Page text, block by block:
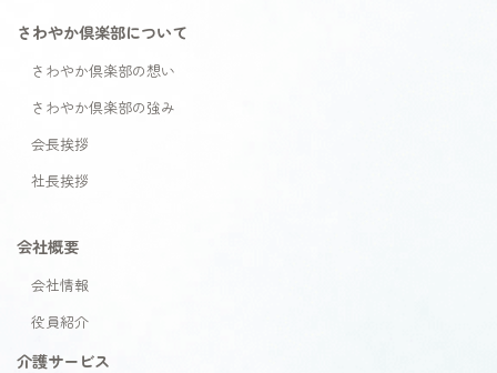
さわやか倶楽部について
さわやか倶楽部の想い
さわやか倶楽部の強み
会長挨拶
社長挨拶
会社概要
会社情報
役員紹介
介護サービス